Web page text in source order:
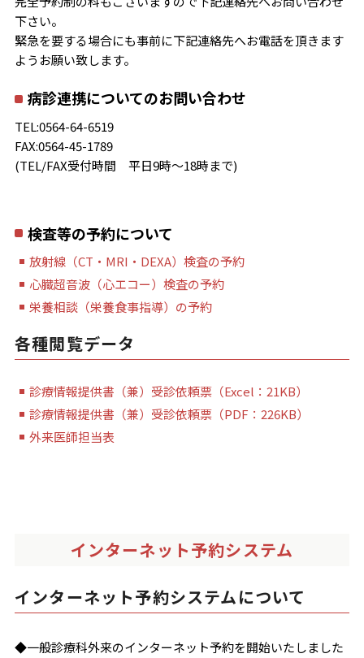
下さい。
緊急を要する場合にも事前に下記連絡先へお電話を頂きます
ようお願い致します。
病診連携についてのお問い合わせ
TEL:0564-64-6519
FAX:0564-45-1789
(TEL/FAX受付時間 平日9時～18時まで)
検査等の予約について
放射線（CT・MRI・DEXA）検査の予約
心臓超音波（心エコー）検査の予約
栄養相談（栄養食事指導）の予約
各種閲覧データ
診療情報提供書（兼）受診依頼票（Excel：21KB）
診療情報提供書（兼）受診依頼票（PDF：226KB）
外来医師担当表
インターネット予約システム
インターネット予約システムについて
◆一般診療科外来のインターネット予約を開始いたしました